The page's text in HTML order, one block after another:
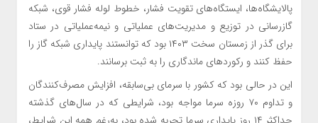
پالایشگاه‌ها، ایستگاه‌های تقویت فشار، خطوط لوله فشار قوی، شبکه
گازرسانی در توزیع و مدیریت‌های عملیاتی و نیمه‌عملیاتی در ستاد
برای گذر از زمستان سخت ۱۴۰۳ بود که توانستند پایداری شبکه گاز را
حفظ کنند و رکورد‌های ماندگاری را به ثبت برسانند.
این در حالی بود که کشور با سرمای بی‌سابقه، افزایش مصرف‌کنندگان
و تداوم ۷۰ روزه سرما مواجه بود، شرایطی که در سال‌های گذشته